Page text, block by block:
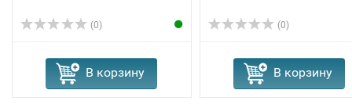
(0)
В корзину
(0)
В корзину